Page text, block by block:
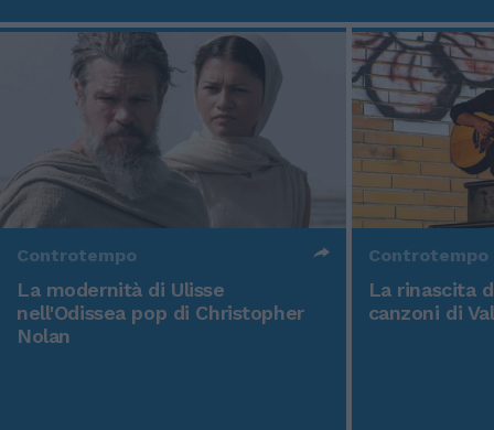
Controtempo
La modernità di Ulisse
nell'Odissea pop di Christopher
Nolan
Controtempo
La rinascita
canzoni di